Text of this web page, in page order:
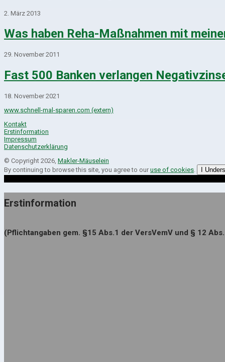
2. März 2013
Was haben Reha-Maßnahmen mit
29. November 2011
Fast 500 Banken verlangen
18. November 2021
www.schnell-mal-sparen.com (extern)
Kontakt
Erstinformation
Impressum
Datenschutzerklärung
© Copyright 2026, Makler-Mäuselein
By continuing to browse this site, you agree to our use of cookies. I
Erstinformation
(Pflichtangaben gem. §15 Abs.1 der VersVemV und § 12